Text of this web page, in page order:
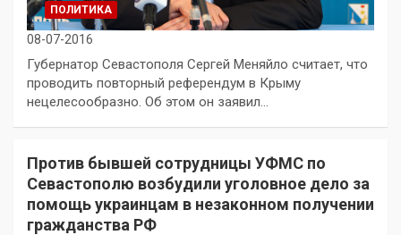
ПОЛИТИКА
08-07-2016
Губернатор Севастополя Сергей Меняйло считает, что
проводить повторный референдум в Крыму
нецелесообразно. Об этом он заявил…
Против бывшей сотрудницы УФМС по
Севастополю возбудили уголовное дело за
помощь украинцам в незаконном получении
гражданства РФ